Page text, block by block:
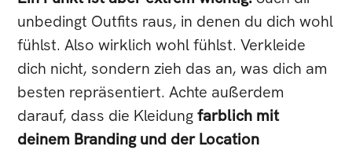
unbedingt Outfits raus, in denen du dich wohl
fühlst. Also wirklich wohl fühlst. Verkleide
dich nicht, sondern zieh das an, was dich am
besten repräsentiert. Achte außerdem
darauf, dass die Kleidungfarblich mit
deinem Branding und der Location